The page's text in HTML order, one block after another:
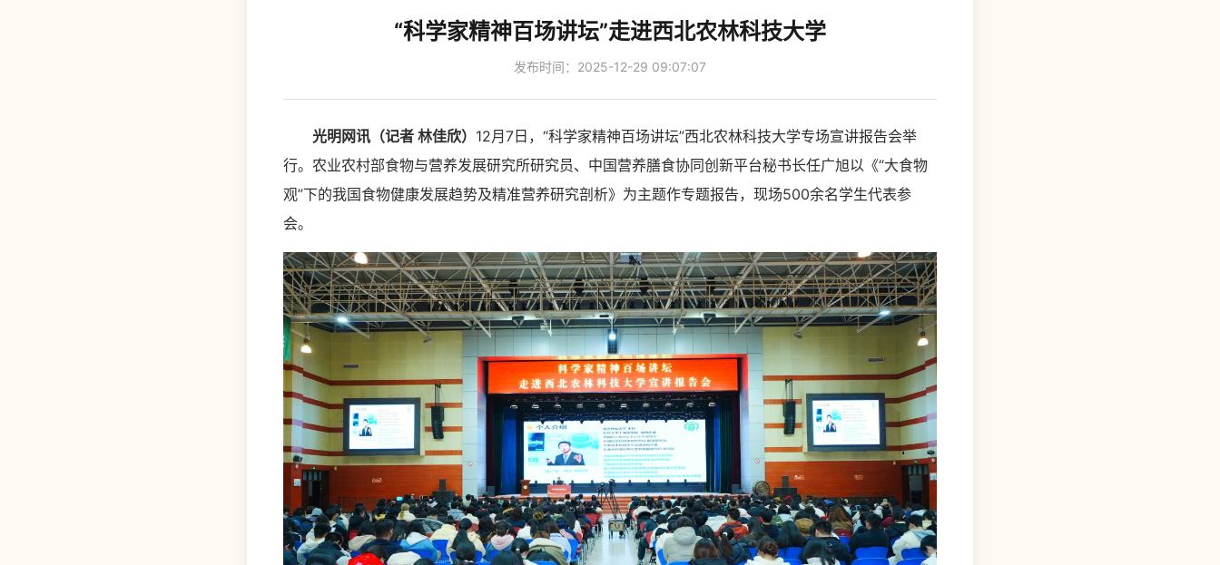
“科学家精神百场讲坛”走进西北农林科技大学
发布时间：2025-12-29 09:07:07
光明网讯（记者 林佳欣） 12月7日，“科学家精神百场讲坛”西北农林科技大学专场宣讲报告会举
行。农业农村部食物与营养发展研究所研究员、中国营养膳食协同创新平台秘书长任广旭以《“大食物
观”下的我国食物健康发展趋势及精准营养研究剖析》为主题作专题报告，现场500余名学生代表参
会。